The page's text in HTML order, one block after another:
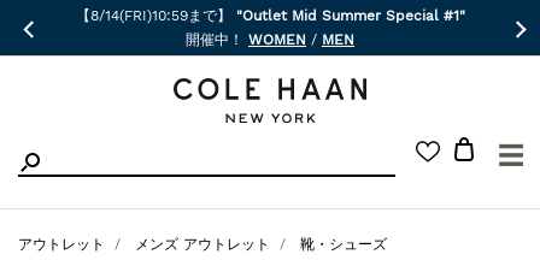
【8/14(FRI)10:59まで】
"Outlet Mid Summer Special #1"
開催中！ WOMEN / MEN
☰
アウトレット メンズ アウトレット 靴・シューズ